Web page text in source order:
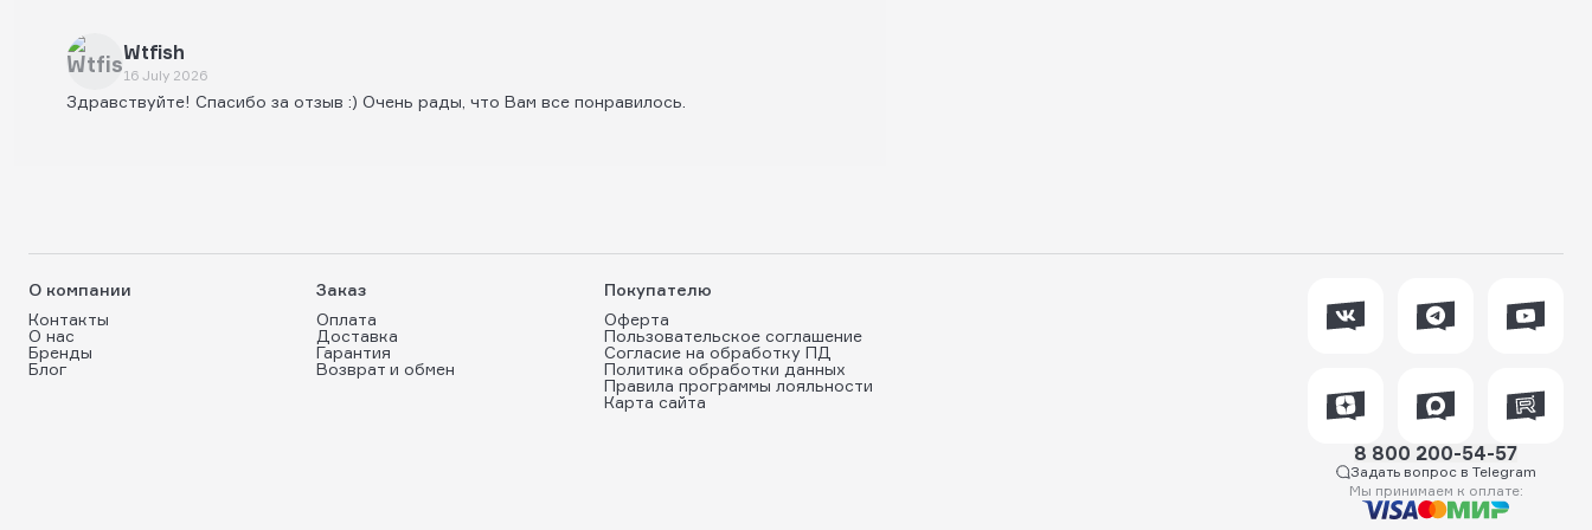
Wtfish
16 July 2026
Здравствуйте! Спасибо за отзыв :) Очень рады, что Вам все понравилось.
О компании
Контакты
О нас
Бренды
Блог
Заказ
Оплата
Доставка
Гарантия
Возврат и обмен
Покупателю
Оферта
Пользовательское соглашение
Согласие на обработку ПД
Политика обработки данных
Правила программы лояльности
Карта сайта
8 800 200-54-57
Задать вопрос в Telegram
Мы принимаем к оплате: